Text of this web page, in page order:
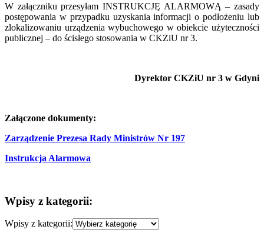
W załączniku przesyłam INSTRUKCJĘ ALARMOWĄ – zasady
postępowania w przypadku uzyskania informacji o podłożeniu lub
zlokalizowaniu urządzenia wybuchowego w obiekcie użyteczności
publicznej – do ścisłego stosowania w CKZiU nr 3.
Dyrektor CKZiU nr 3 w Gdyni
Załączone dokumenty:
Zarządzenie Prezesa Rady Ministrów Nr 197
Instrukcja Alarmowa
Wpisy z kategorii:
Wpisy z kategorii: